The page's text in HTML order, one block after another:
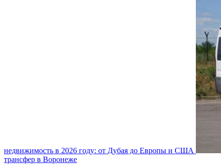
недвижимость в 2026 году: от Дубая до Европы и США
трансфер в Воронеже